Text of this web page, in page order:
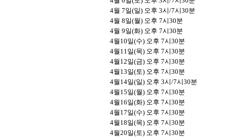
4월 7일(일) 오후 3시/7시30분
4월 8일(월) 오후 7시30분
4월 9일(화) 오후 7시30분
4월 10일(수) 오후 7시30분
4월 11일(목) 오후 7시30분
4월 12일(금) 오후 7시30분
4월 13일(토) 오후 7시30분
4월 14일(일) 오후 3시/7시30분
4월 15일(월) 오후 7시30분
4월 16일(화) 오후 7시30분
4월 17일(수) 오후 7시30분
4월 18일(목) 오후 7시30분
4월20일(토) 오후 7시30분